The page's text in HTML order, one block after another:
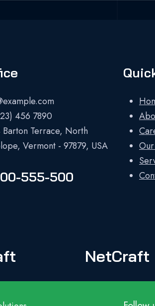
NetCraft
456 7890
Barton Terrace, North
Vermont - 97879, USA
555-500